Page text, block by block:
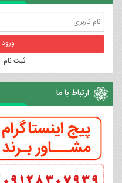
ثبت نام
ارتباط با ما